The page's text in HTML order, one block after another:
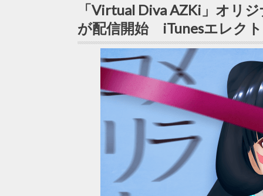
「Virtual Diva AZKi」オリ
が配信開始 iTunesエレク